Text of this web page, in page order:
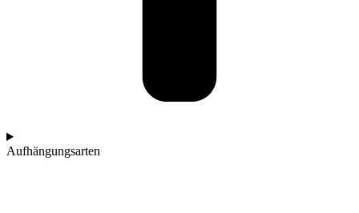
Aufhängungsarten